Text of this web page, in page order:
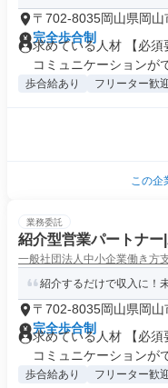
〒702-8035岡山県岡山
完全歩合制
求めている人材 【必
コミュニケーションが
歩合給あり フリーター歓
この企
業務委託
紹介型営業パートナー
一般社団法人中小企業働き方
紹介するだけで収入に！
〒702-8035岡山県岡山
完全歩合制
求めている人材 【必
コミュニケーションが
歩合給あり フリーター歓